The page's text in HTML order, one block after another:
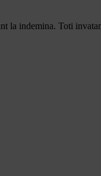
la indemina. Toti